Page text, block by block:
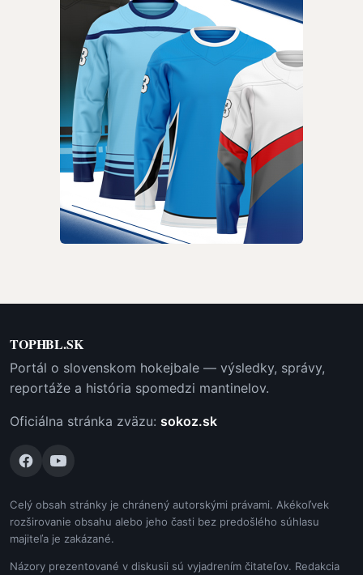
TOPHBL.SK
Portál o slovenskom hokejbale — výsledky, správy,
reportáže a história spomedzi mantinelov.
Oficiálna stránka zväzu: sokoz.sk
Celý obsah stránky je chránený autorskými právami. Akékoľvek
rozširovanie obsahu alebo jeho časti bez predošlého súhlasu
majiteľa je zakázané.
Názory prezentované v diskusii sú vyjadrením čitateľov. Redakcia